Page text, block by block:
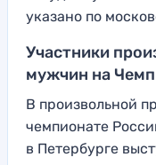
указано по
Участники
мужчин на
В произвольной
чемпионате
в Петербурге